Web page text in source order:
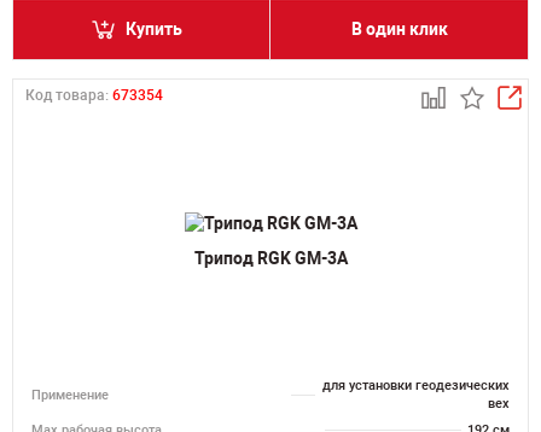
Купить В один клик
Код товара: 673354
Трипод RGK GM-3A
Применение
для установки геодезических
вех